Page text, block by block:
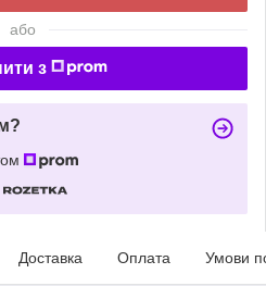
або
з
Доставка Оплата Умови